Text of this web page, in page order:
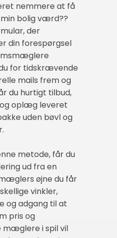
nemmere at få
bolig værd??
der
din forespørgsel
for tidskrævende
mails frem og
du hurtigt tilbud,
oplæg leveret
uden bøvl og
metode, får du
ud fra en
øjne du får
vinkler,
og adgang til at
pris og
mæglere i spil vil